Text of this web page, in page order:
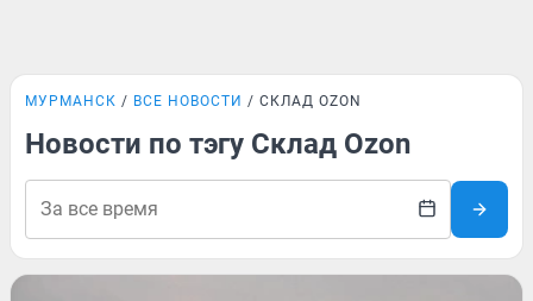
МУРМАНСК ВСЕ НОВОСТИ СКЛАД OZON
Новости по тэгу Склад Ozon